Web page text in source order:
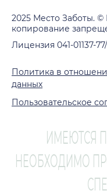
2025 Место Заботы.
копирование
Лицензия 041-01137-
Политика в
данных
Пользовательское
ИМЕЮТСЯ
НЕОБХОДИМО